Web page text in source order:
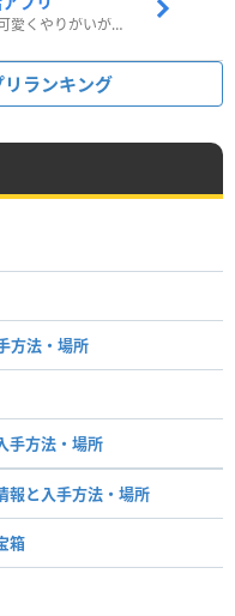
ペットを育ってポイ活しよう！可愛くやりがいがある新感覚アプリ
ランキング
方法・場所
手方法・場所
報と入手方法・場所
箱